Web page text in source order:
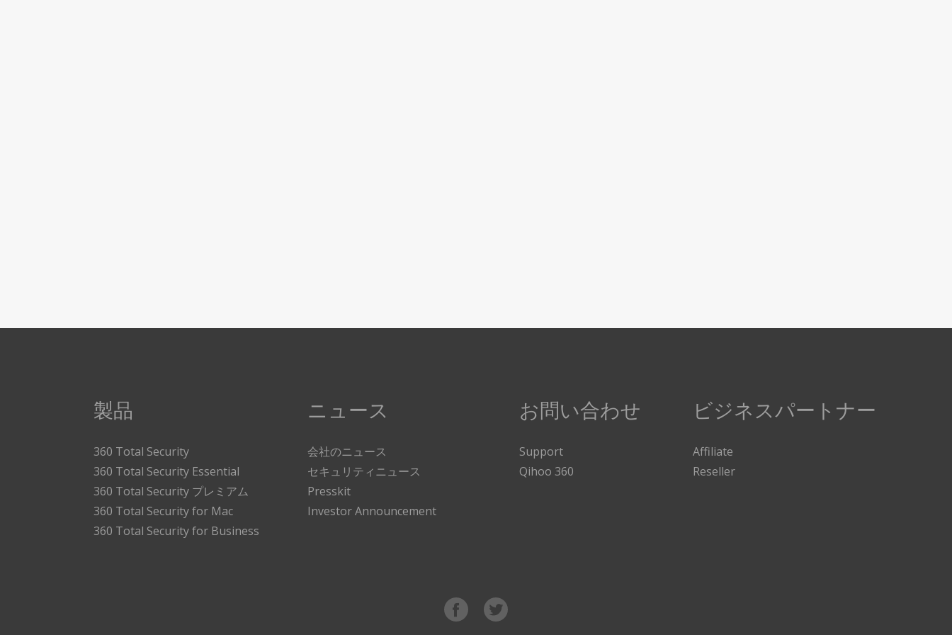
製品
360 Total Security
360 Total Security Essential
360 Total Security プレミアム
360 Total Security for Mac
360 Total Security for Business
ニュース
会社のニュース
セキュリティニュース
Presskit
Investor Announcement
お問い合わせ
Support
Qihoo 360
ビジネスパートナー
Affiliate
Reseller